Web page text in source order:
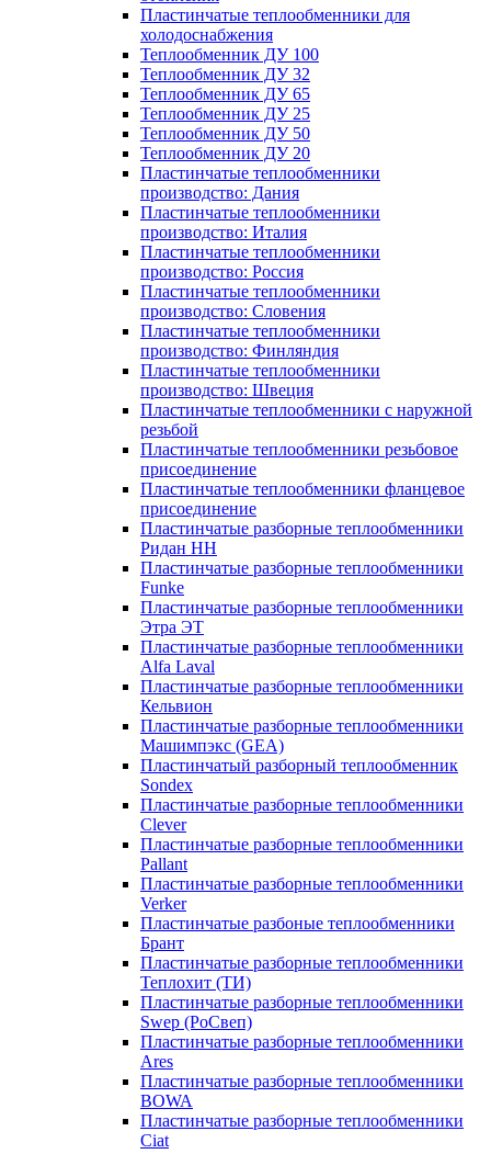
Пластинчатые теплообменники для
холодоснабжения
Теплообменник ДУ 100
Теплообменник ДУ 32
Теплообменник ДУ 65
Теплообменник ДУ 25
Теплообменник ДУ 50
Теплообменник ДУ 20
Пластинчатые теплообменники
производство: Дания
Пластинчатые теплообменники
производство: Италия
Пластинчатые теплообменники
производство: Россия
Пластинчатые теплообменники
производство: Словения
Пластинчатые теплообменники
производство: Финляндия
Пластинчатые теплообменники
производство: Швеция
Пластинчатые теплообменники с наружной
резьбой
Пластинчатые теплообменники резьбовое
присоединение
Пластинчатые теплообменники фланцевое
присоединение
Пластинчатые разборные теплообменники
Ридан НН
Пластинчатые разборные теплообменники
Funke
Пластинчатые разборные теплообменники
Этра ЭТ
Пластинчатые разборные теплообменники
Alfa Laval
Пластинчатые разборные теплообменники
Кельвион
Пластинчатые разборные теплообменники
Машимпэкс (GEA)
Пластинчатый разборный теплообменник
Sondex
Пластинчатые разборные теплообменники
Clever
Пластинчатые разборные теплообменники
Pallant
Пластинчатые разборные теплообменники
Verker
Пластинчатые разбоные теплообменники
Брант
Пластинчатые разборные теплообменники
Теплохит (ТИ)
Пластинчатые разборные теплообменники
Swep (РоСвеп)
Пластинчатые разборные теплообменники
Ares
Пластинчатые разборные теплообменники
BOWA
Пластинчатые разборные теплообменники
Ciat